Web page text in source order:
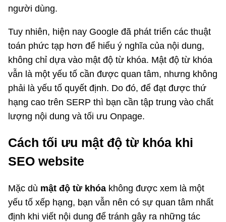
người dùng.
Tuy nhiên, hiện nay Google đã phát triển các thuật
toán phức tạp hơn để hiểu ý nghĩa của nội dung,
không chỉ dựa vào mật độ từ khóa. Mật độ từ khóa
vẫn là một yếu tố cần được quan tâm, nhưng không
phải là yếu tố quyết định. Do đó, để đạt được thứ
hạng cao trên SERP thì bạn cần tập trung vào chất
lượng nội dung và tối ưu Onpage.
Cách tối ưu mật độ từ khóa khi
SEO website
Mặc dù mật độ từ khóa không được xem là một
yếu tố xếp hạng, bạn vẫn nên có sự quan tâm nhất
định khi viết nội dung để tránh gây ra những tác